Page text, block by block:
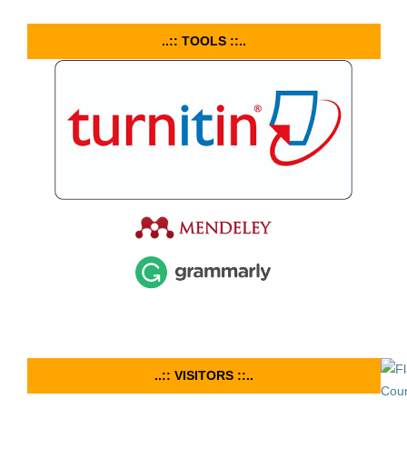
..:: TOOLS ::..
..:: VISITORS ::..